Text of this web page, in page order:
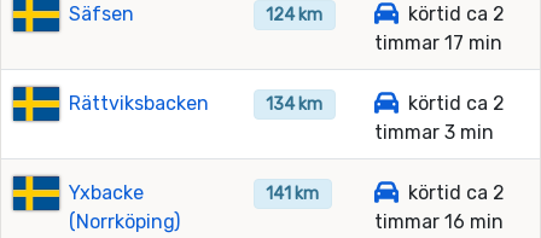
Säfsen 124 km
körtid ca 2
timmar 17 min
Rättviksbacken 134 km
körtid ca 2
timmar 3 min
Yxbacke
(Norrköping)
141 km
körtid ca 2
timmar 16 min